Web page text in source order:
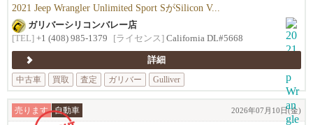
2021 Jeep Wrangler Unlimited Sport SがSilicon V...
ガリバーシリコンバレー店
[TEL] +1 (408) 985-1379 [ライセンス] California DL#5668
詳細
中古車
買取 査定 ガリバー Gulliver
売ります 自動車 2026年07月10日(金)